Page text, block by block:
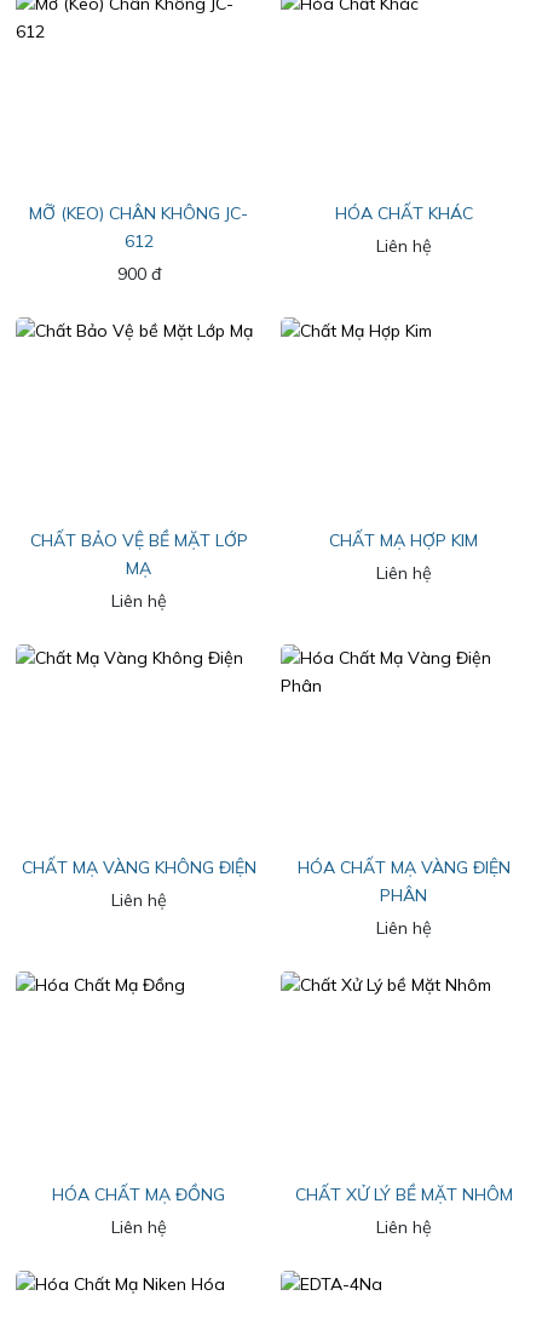
MỠ (KEO) CHÂN KHÔNG JC-
612
900 đ
HÓA CHẤT KHÁC
Liên hệ
CHẤT BẢO VỆ BỀ MẶT LỚP
MẠ
Liên hệ
CHẤT MẠ HỢP KIM
Liên hệ
CHẤT MẠ VÀNG KHÔNG ĐIỆN
Liên hệ
HÓA CHẤT MẠ VÀNG ĐIỆN
PHÂN
Liên hệ
HÓA CHẤT MẠ ĐỒNG
Liên hệ
CHẤT XỬ LÝ BỀ MẶT NHÔM
Liên hệ